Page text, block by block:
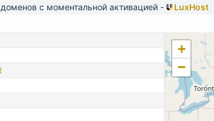
с моментальной активацией -
LuxHost
+
−